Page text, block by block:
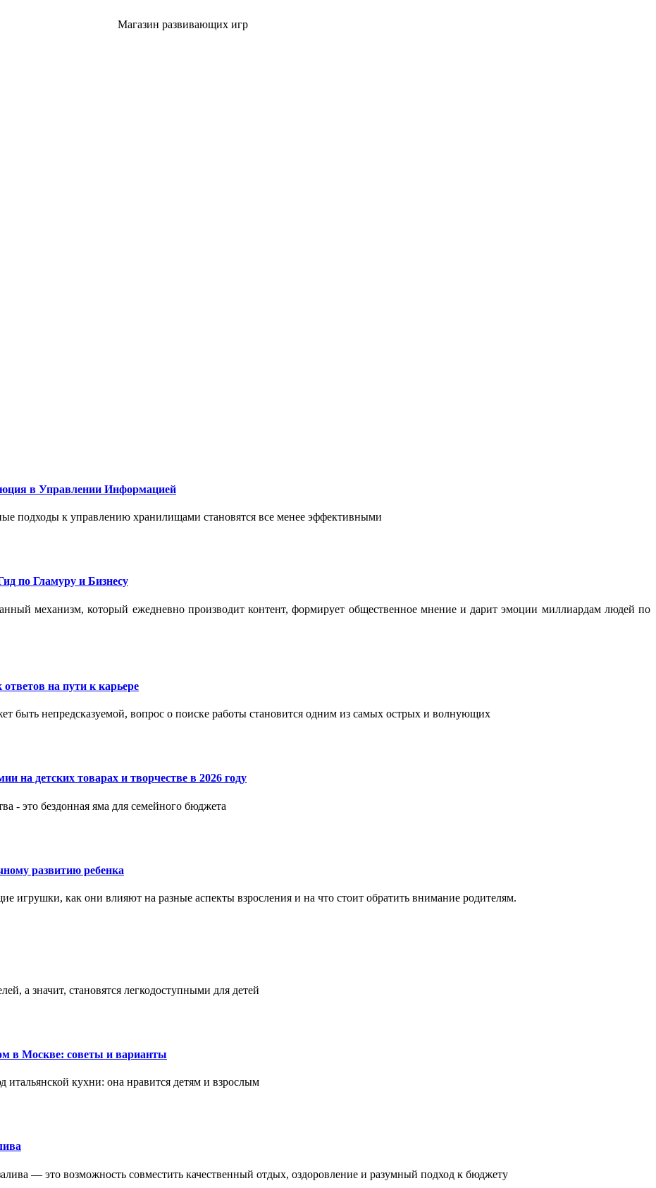
Магазин развивающих игр
в Управлении Информацией
подходы к управлению хранилищами становятся все менее эффективными
по Гламуру и Бизнесу
механизм, который ежедневно производит контент, формирует общественное мнение и дарит эмоции миллиардам людей по
на пути к карьере
быть непредсказуемой, вопрос о поиске работы становится одним из самых острых и волнующих
на детских товарах и творчестве в 2026 году
- это бездонная яма для семейного бюджета
развитию ребенка
игрушки, как они влияют на разные аспекты взросления и на что стоит обратить внимание родителям.
а значит, становятся легкодоступными для детей
в Москве: советы и варианты
кухни: она нравится детям и взрослым
— это возможность совместить качественный отдых, оздоровление и разумный подход к бюджету